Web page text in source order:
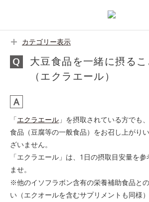
カテゴリー表示
大豆食品を一緒に摂る
（エクラエール）
「エクラエール 」を摂取されている方でも
食品（豆腐等の一般食品）をお召し上がり
ざいません。
「エクラエール」は、1日の摂取目安量を
ませ。
※他のイソフラボン含有の栄養補助食品と
い（エクオールを含むサプリメントも同様）